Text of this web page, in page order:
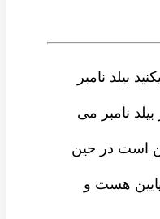
بیلد نامبر
بیلد نامبر می
است در حین
هست و